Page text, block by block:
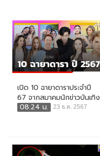
เปิด 10 ฉายาดาราประจำปี
67 จากสมาคมนักข่าวบันเทิง
08:24 น.
23 ธ.ค. 2567